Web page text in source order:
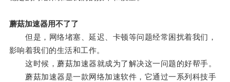
蘑菇加速器用不了了
但是，网络堵塞、延迟、卡顿等问题经常困扰着我们，
影响着我们的生活和工作。
这时候，蘑菇加速器就成为了解决这一问题的好帮手。
蘑菇加速器是一款网络加速软件，它通过一系列科技手